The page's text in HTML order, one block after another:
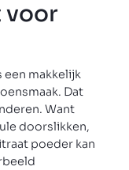
voor
een makkelijk
Dat
Want
doorslikken,
poeder kan